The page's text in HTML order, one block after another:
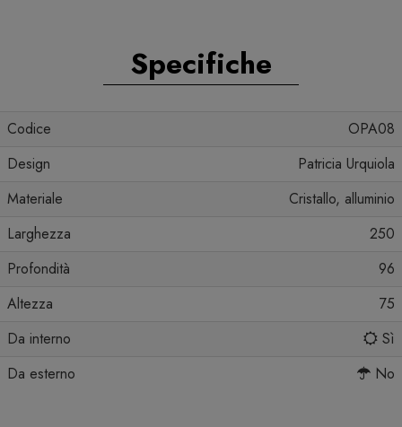
Specifiche
Codice
OPA08
Design
Patricia Urquiola
Materiale
Cristallo, alluminio
Larghezza
250
Profondità
96
Altezza
75
Da interno
Sì
Da esterno
No